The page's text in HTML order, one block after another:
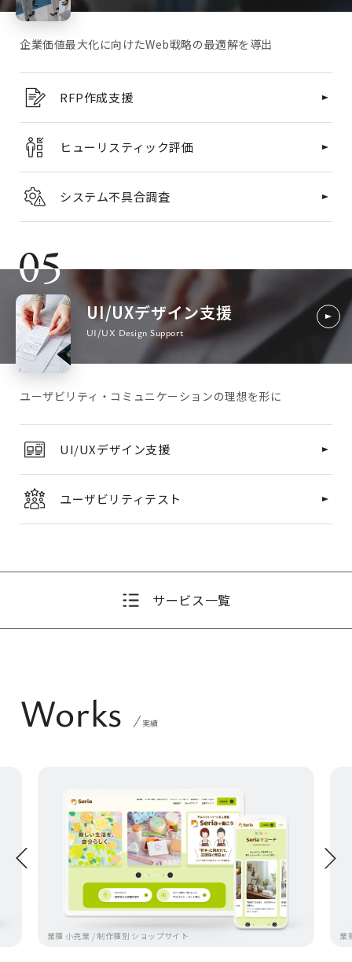
企業価値最大化に向けたWeb戦略の最適解を導出
RFP作成支援
ヒューリスティック評価
システム不具合調査
UI/UXデザイン支援
UI/UX Design Support
ユーザビリティ・コミュニケーションの理想を形に
UI/UXデザイン支援
ユーザビリティテスト
サービス一覧
Works 実績
業種 小売業 / 制作種別 ショップサイト 業